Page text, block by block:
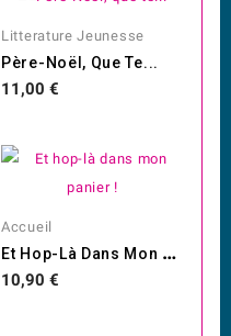
Litterature Jeunesse
Père-Noël, Que Te...
Prix
11,00 €
Accueil
E
T Hop-Là Dans Mon Panier !
Prix
10,90 €